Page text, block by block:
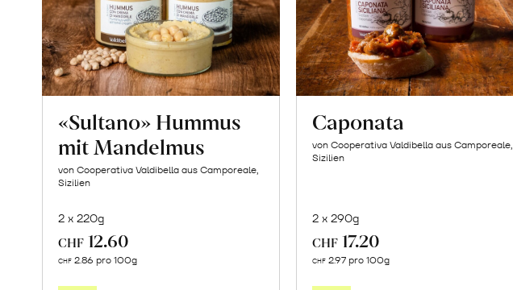
«Sultano» Hummus
mit Mandelmus
von Cooperativa Valdibella aus Camporeale,
Sizilien
2 x 220g
CHF 12.60
CHF 2.86 pro 100g
Caponata
von Cooperativa Valdibella aus Camporeale,
Sizilien
2 x 290g
CHF 17.20
CHF 2.97 pro 100g